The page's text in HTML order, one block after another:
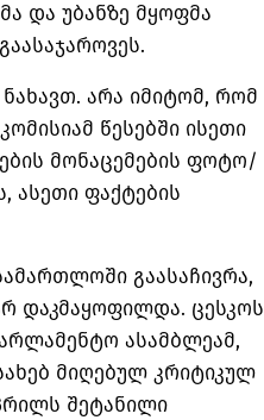
და უბანზე მყოფმა
არა იმიტომ, რომ
წესებში ისეთი
მონაცემების ფოტო/
ასეთი ფაქტების
გაასაჩივრა,
დაკმაყოფილდა. ცესკოს
ასამბლეამ,
მიღებულ კრიტიკულ
შეტანილი